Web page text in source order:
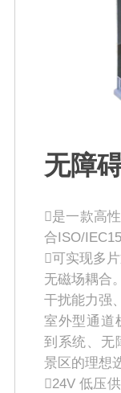
无障
是一款高
合ISO/
可实现多
无磁场耦合
干扰能力强
室外型通道
到系统、无
景区的理想
24V 低压